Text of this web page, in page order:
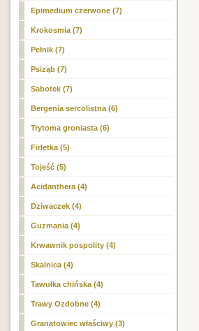
Epimedium czerwone (7)
Krokosmia (7)
Pełnik (7)
Psiząb (7)
Sabotek (7)
Bergenia sercolistna (6)
Trytoma groniasta (6)
Firletka (5)
Tojeść (5)
Acidanthera (4)
Dziwaczek (4)
Guzmania (4)
Krwawnik pospolity (4)
Skalnica (4)
Tawułka chińska (4)
Trawy Ozdobne (4)
Granatowiec właściwy (3)